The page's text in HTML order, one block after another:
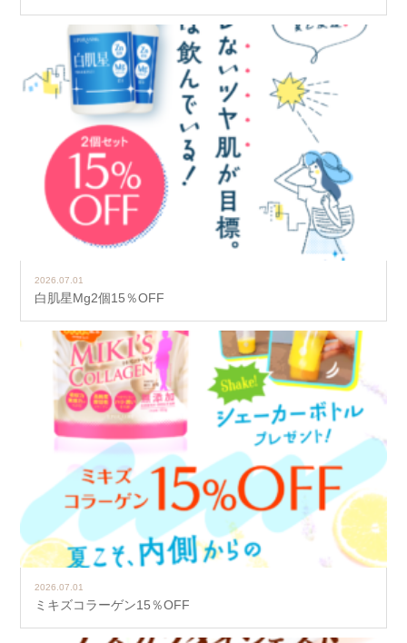
2026.07.01
白肌星Mg2個15％OFF
2026.07.01
ミキズコラーゲン15％OFF